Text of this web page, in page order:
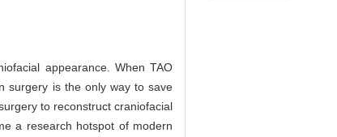
appearance. When TAO
surgery is the only way to save
to reconstruct craniofacial
a research hotspot of modern